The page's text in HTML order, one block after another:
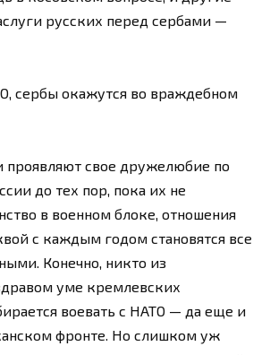
русских перед сербами —
сербы окажутся во враждебном
проявляют свое дружелюбие по
до тех пор, пока их не
в военном блоке, отношения
с каждым годом становятся все
Конечно, никто из
уме кремлевских
воевать с НАТО — да еще и
фронте. Но слишком уж